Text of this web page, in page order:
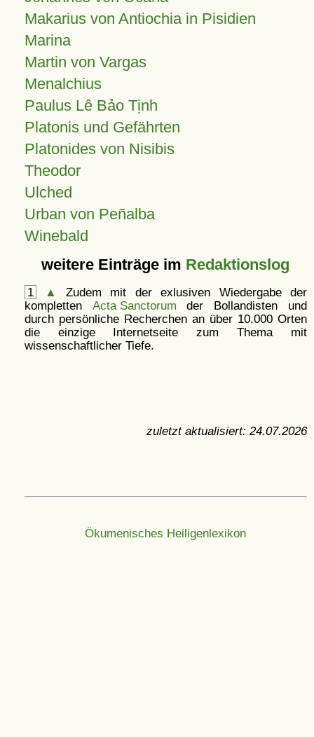
Makarius von Antiochia in Pisidien
Marina
Martin von Vargas
Menalchius
Paulus Lê Bảo Tịnh
Platonis und Gefährten
Platonides von Nisibis
Theodor
Ulched
Urban von Peñalba
Winebald
weitere Einträge im Redaktionslog
1 ▲
Zudem mit der exlusiven Wiedergabe der
kompletten Acta Sanctorum der Bollandisten und
durch persönliche Recherchen an über 10.000 Orten
die einzige Internetseite zum Thema mit
wissenschaftlicher Tiefe.
zuletzt aktualisiert: 24.07.2026
Ökumenisches Heiligenlexikon